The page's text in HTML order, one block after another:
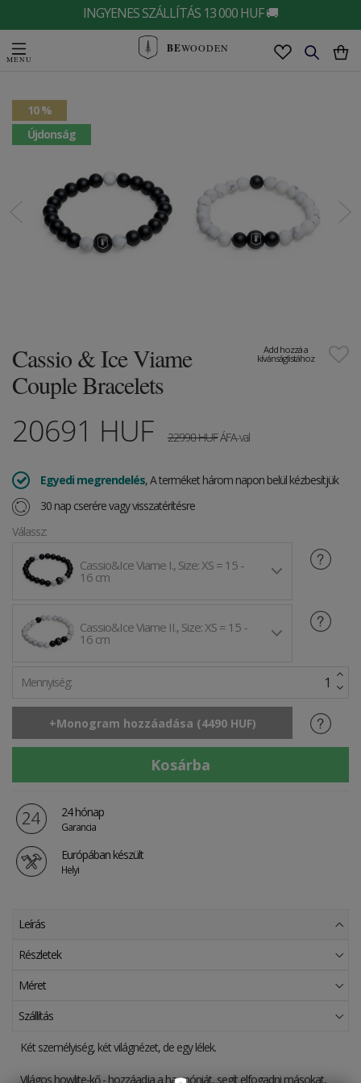
INGYENES SZÁLLÍTÁS 13 000 HUF 🚚
BEWOODEN
10 %
Újdonság
Add hozzá a
kívánságlistához
Cassio & Ice Viame
Couple Bracelets
20691 HUF 22990HUFÁFA-val
Egyedi megrendelés, A terméket három napon belül kézbesítjük
30 nap cserére vagy visszatérítésre
Válassz:
Cassio&Ice Viame I., Size: XS = 15 -
16 cm
Cassio&Ice Viame II., Size: XS = 15 -
16 cm
Mennyiség:
24 hónap
Garancia
Európában készült
Helyi
Leírás
Részletek
Méret
Szállítás
Két személyiség, két világnézet, de egy lélek.
Világos howlite-kő - hozzáadja a harmóniát, segít elfogadni másokat,